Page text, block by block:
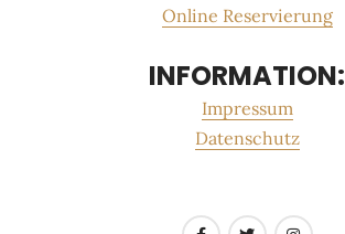
Online Reservierung
INFORMATION:
Impressum
Datenschutz